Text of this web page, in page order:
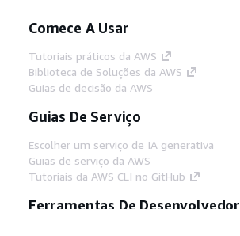
Comece A Usar
Tutoriais práticos da AWS
Biblioteca de Soluções da AWS
Guias de decisão da AWS
Guias De Serviço
Escolher um serviço de IA generativa
Guias de serviço da AWS
Tutoriais da AWS CLI no GitHub
Ferramentas De Desenvolvedor